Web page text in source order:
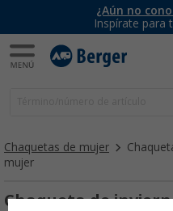
¿Aún no
Inspírate para
Chaquetas de mujer
mujer
Chaqueta de